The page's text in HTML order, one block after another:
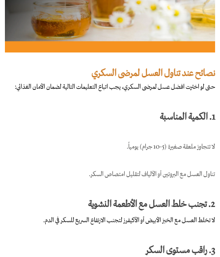
نصائح عند تناول العسل لمرضى السكري
حتى لو اخترت افضل عسل لمرضى السكري، يجب اتباع التعليمات التالية لضمان الأمان الغذائي:
1. الكمية المناسبة
لا تتجاوز ملعقة صغيرة (5-10 جرام) يومياً.
تناول العسل مع البروتين أو الألياف لتقليل امتصاص السكر.
2. تجنب خلط العسل مع الأطعمة النشوية
لا تخلط العسل مع الخبز الأبيض أو الأكيفرز لتجنب الارتفاع السريع للسكر في الدم.
3. راقب مستوى السكر